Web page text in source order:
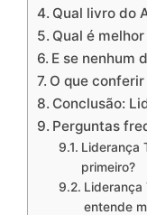
Qual livro do
Qual é
E se nenhum
O que
Conclusão:
Perguntas
Liderança
primeiro?
Liderança
entende